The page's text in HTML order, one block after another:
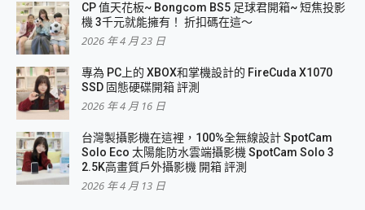
CP 值天花板~ Bongcom BS5 足球君開箱~ 短焦投影
機 3千元就能擁有！ 折扣碼在這～
2026 年 4 月 23 日
專為 PC上的 XBOX和掌機設計的 FireCuda X1070
SSD 固態硬碟開箱 評測
2026 年 4 月 16 日
台灣製攝影機在這裡，100%全無線設計 SpotCam
Solo Eco 太陽能防水雲端攝影機 SpotCam Solo 3
2.5K高畫質戶外攝影機 開箱 評測
2026 年 4 月 13 日